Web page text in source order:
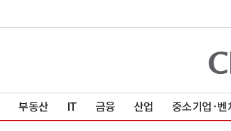
부동산 IT 금융 산업 중소기업·벤